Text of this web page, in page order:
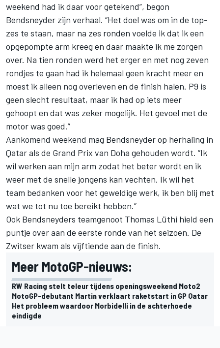
weekend had ik daar voor getekend”, begon
Bendsneyder zijn verhaal. “Het doel was om in de top-
zes te staan, maar na zes ronden voelde ik dat ik een
opgepompte arm kreeg en daar maakte ik me zorgen
over. Na tien ronden werd het erger en met nog zeven
rondjes te gaan had ik helemaal geen kracht meer en
moest ik alleen nog overleven en de finish halen. P9 is
geen slecht resultaat, maar ik had op iets meer
gehoopt en dat was zeker mogelijk. Het gevoel met de
motor was goed.”
Aankomend weekend mag Bendsneyder op herhaling in
Qatar als de Grand Prix van Doha gehouden wordt. “Ik
wil werken aan mijn arm zodat het beter wordt en ik
weer met de snelle jongens kan vechten. Ik wil het
team bedanken voor het geweldige werk, ik ben blij met
wat we tot nu toe bereikt hebben.”
Ook Bendsneyders teamgenoot Thomas Lüthi hield een
puntje over aan de eerste ronde van het seizoen. De
Zwitser kwam als vijftiende aan de finish.
Meer MotoGP-nieuws:
RW Racing stelt teleur tijdens openingsweekend Moto2
MotoGP-debutant Martin verklaart raketstart in GP Qatar
Het probleem waardoor Morbidelli in de achterhoede
eindigde